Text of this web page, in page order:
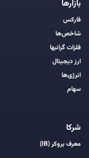
بازارها
فارکس
شاخص‌ها
فلزات گرانبها
ارز دیجیتال
انرژی‌ها
سهام
شرکا
معرف بروکر (IB)